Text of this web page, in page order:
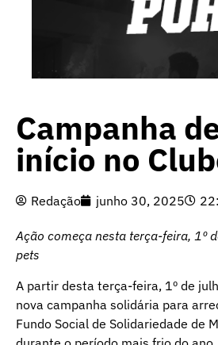
Campanha
início no
Redação junho 30, 2025
Ação começa nesta terça-feira, 1º
pets
A partir desta terça-feira, 1º de
nova campanha solidária para
Fundo Social de Solidariedade de